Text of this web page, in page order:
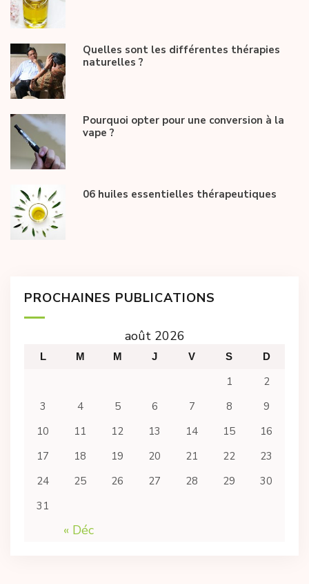
Quelles sont les différentes thérapies
naturelles ?
Pourquoi opter pour une conversion à la
vape ?
06 huiles essentielles thérapeutiques
PROCHAINES PUBLICATIONS
août 2026
L M M J V S D
1
2
3
4 5 6 7 8
9
10
11 12 13 14 15
16
17
18 19 20 21 22
23
24
25 26 27 28 29
30
31
« Déc